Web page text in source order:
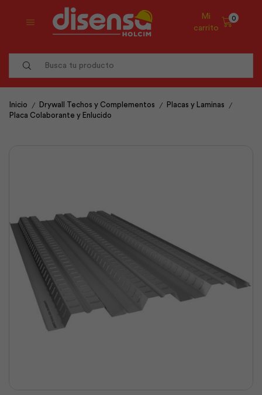
Mi
carrito
0
Inicio / Drywall Techos y Complementos / Placas y Laminas /
Placa Colaborante y Enlucido